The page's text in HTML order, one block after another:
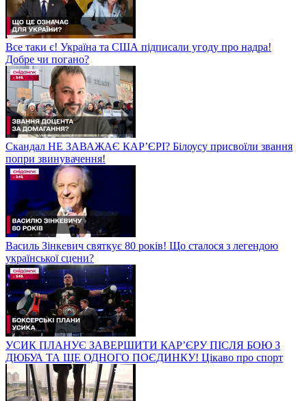
Все таки є! Україна та США підписали угоду про надра!
Добре чи погано?
Скандал НЕ ЗАВАЖАЄ КАР’ЄРІ? Білоусу присвоїли звання
попри звинувачення!
Василь Зінкевич святкує 80 років! Що сталося з легендою
української сцени?
УСИК ПЛАНУЄ ЗАВЕРШИТИ КАР’ЄРУ ПІСЛЯ БОЮ З
ДЮБУА ТА ЩЕ ОДНОГО ПОЄДИНКУ! Цікаво про спорт